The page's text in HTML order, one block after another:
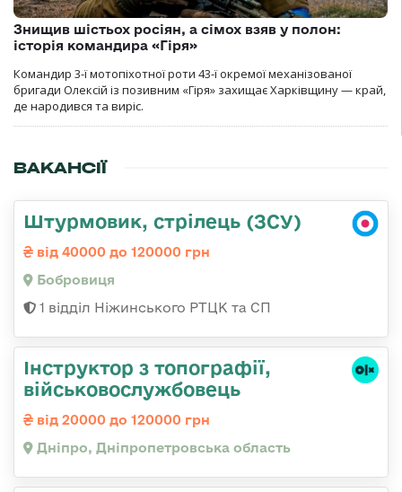
Знищив шістьох росіян, а сімох взяв у полон:
історія командира «Гіря»
Командир 3-ї мотопіхотної роти 43-ї окремої механізованої
бригади Олексій із позивним «Гіря» захищає Харківщину — край,
де народився та виріс.
ВАКАНСІЇ
Штурмовик, стрілець (ЗСУ)
від 40000 до 120000 грн
Бобровиця
1 відділ Ніжинського РТЦК та СП
Інструктор з топографії,
військовослужбовець
від 20000 до 120000 грн
Дніпро, Дніпропетровська область